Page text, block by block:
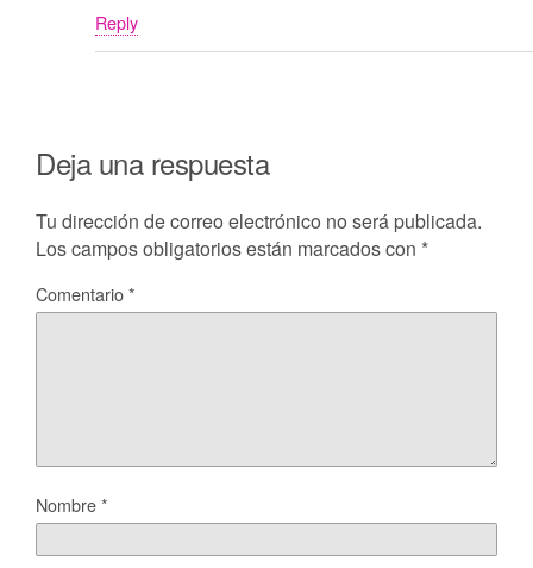
Reply
Deja una respuesta
Tu dirección de correo electrónico no será publicada.
Los campos obligatorios están marcados con *
Comentario*
Nombre*